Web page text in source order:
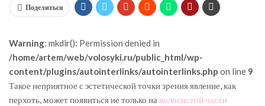
Поделиться
Warning: mkdir(): Permission denied in
/home/artem/web/volosyki.ru/public_html/wp-
content/plugins/autointerlinks/autointerlinks.php on line 9
Такое неприятное с эстетической точки зрения явление, как
перхоть, может появиться не только на волосистой части